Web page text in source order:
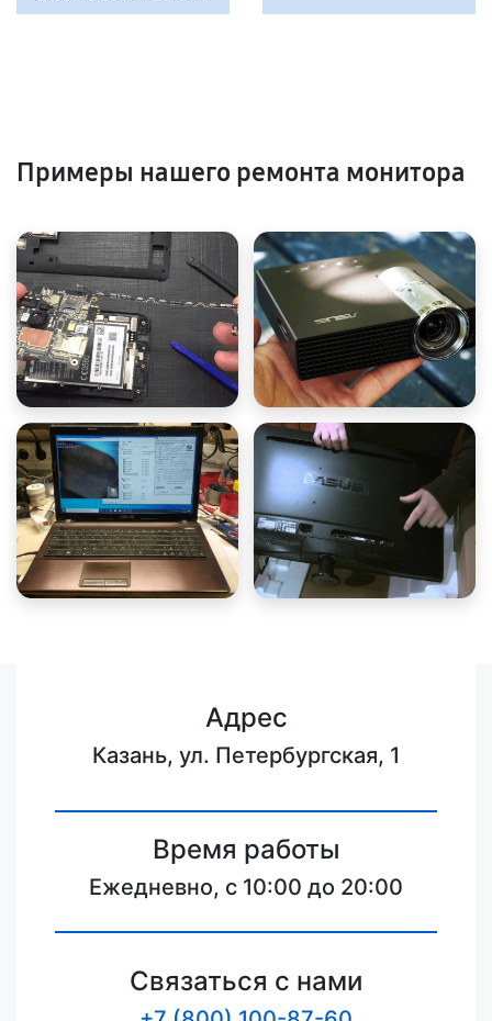
Примеры нашего ремонта монитора
Адрес
Казань, ул. Петербургская, 1
Время работы
Ежедневно, с 10:00 до 20:00
Связаться с нами